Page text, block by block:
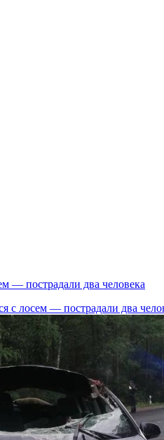
— пострадали два человека
с лосем — пострадали два